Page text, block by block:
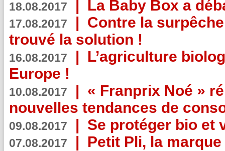
18.08.2017 | La Baby Box a
17.08.2017 | Contre la
trouvé la solution !
16.08.2017 | L’agriculture
Europe !
10.08.2017 | « Franprix Noé »
nouvelles tendances de
09.08.2017 | Se protéger bio et
07.08.2017 | Petit Pli, la